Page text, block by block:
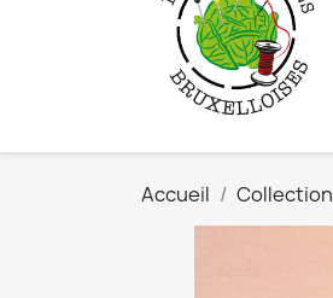
Accueil Collection